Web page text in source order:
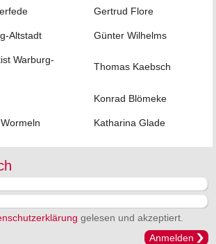
Gertrud Flore
Altstadt Günter Wilhelms
Warburg-
Thomas Kaebsch
Konrad Blömeke
Katharina Glade
gelesen und akzeptiert.
Anmelden